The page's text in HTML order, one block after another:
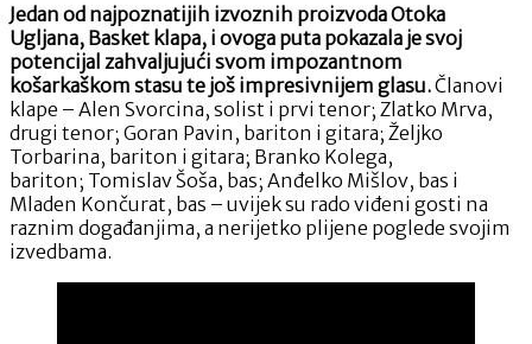
Jedan od najpoznatijih izvoznih proizvoda Otoka
Ugljana, Basket klapa, i ovoga puta pokazala je svoj
potencijal zahvaljujući svom impozantnom
košarkaškom stasu te još impresivnijem glasu.Članovi
klape – Alen Svorcina, solist i prvi tenor; Zlatko Mrva,
drugi tenor; Goran Pavin, bariton i gitara; Željko
Torbarina, bariton i gitara; Branko Kolega,
bariton; Tomislav Šoša, bas; Anđelko Mišlov, bas i
Mladen Končurat, bas – uvijek su rado viđeni gosti na
raznim događanjima, a nerijetko plijene poglede svojim
izvedbama.